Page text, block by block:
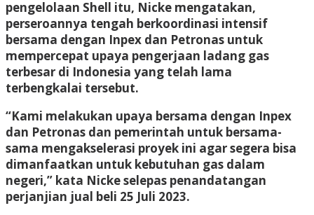
pengelolaan Shell itu, Nicke mengatakan,
perseroannya tengah berkoordinasi intensif
bersama dengan Inpex dan Petronas untuk
mempercepat upaya pengerjaan ladang gas
terbesar di Indonesia yang telah lama
terbengkalai tersebut.
“Kami melakukan upaya bersama dengan Inpex
dan Petronas dan pemerintah untuk bersama-
sama mengakselerasi proyek ini agar segera bisa
dimanfaatkan untuk kebutuhan gas dalam
negeri,” kata Nicke selepas penandatangan
perjanjian jual beli 25 Juli 2023.